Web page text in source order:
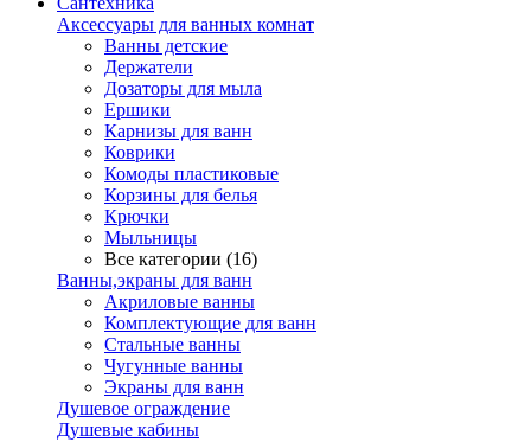
Аксессуары для ванных комнат
Ванны детские
Держатели
Дозаторы для мыла
Ершики
Карнизы для ванн
Коврики
Комоды пластиковые
Корзины для белья
Крючки
Мыльницы
Все категории (16)
Ванны,экраны для ванн
Акриловые ванны
Комплектующие для ванн
Стальные ванны
Чугунные ванны
Экраны для ванн
Душевое ограждение
Душевые кабины